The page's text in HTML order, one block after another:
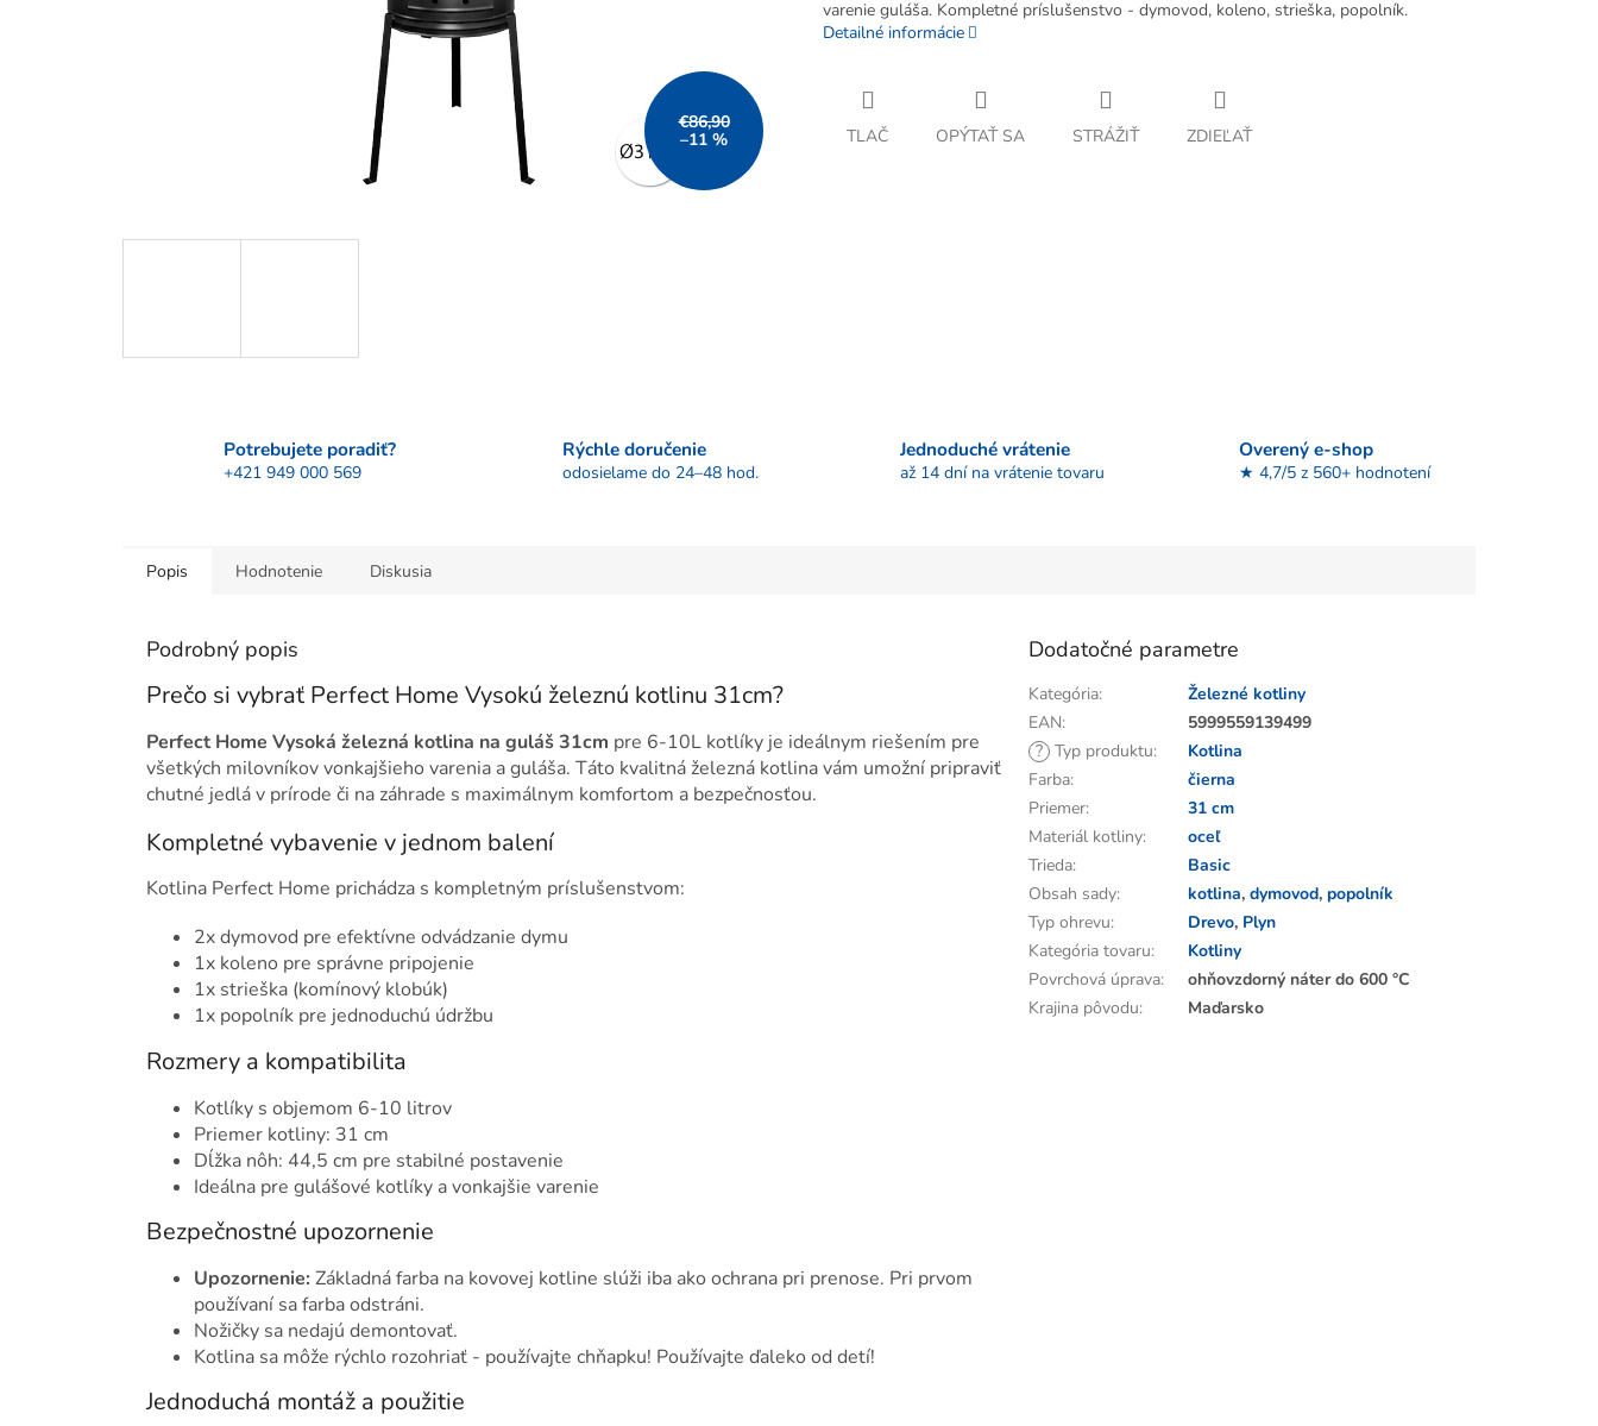
€86,90
–11 %
varenie guláša. Kompletné príslušenstvo - dymovod, koleno, strieška, popolník.
Detailné informácie
TLAČ OPÝTAŤ SA STRÁŽIŤ ZDIEĽAŤ
Potrebujete poradiť?
+421 949 000 569
Rýchle doručenie
odosielame do 24–48 hod.
Jednoduché vrátenie
až 14 dní na vrátenie tovaru
Overený e-shop
★ 4,7/5 z 560+ hodnotení
Popis Hodnotenie Diskusia
Podrobný popis
Prečo si vybrať Perfect Home Vysokú železnú kotlinu 31cm?
Perfect Home Vysoká železná kotlina na guláš 31cm pre 6-10L kotlíky je ideálnym riešením pre
všetkých milovníkov vonkajšieho varenia a guláša. Táto kvalitná železná kotlina vám umožní pripraviť
chutné jedlá v prírode či na záhrade s maximálnym komfortom a bezpečnosťou.
Kompletné vybavenie v jednom balení
Kotlina Perfect Home prichádza s kompletným príslušenstvom:
2x dymovod pre efektívne odvádzanie dymu
1x koleno pre správne pripojenie
1x strieška (komínový klobúk)
1x popolník pre jednoduchú údržbu
Rozmery a kompatibilita
Kotlíky s objemom 6-10 litrov
Priemer kotliny: 31 cm
Dĺžka nôh: 44,5 cm pre stabilné postavenie
Ideálna pre gulášové kotlíky a vonkajšie varenie
Bezpečnostné upozornenie
Upozornenie: Základná farba na kovovej kotline slúži iba ako ochrana pri prenose. Pri prvom
používaní sa farba odstráni.
Nožičky sa nedajú demontovať.
Kotlina sa môže rýchlo rozohriať - používajte chňapku! Používajte ďaleko od detí!
Jednoduchá montáž a použitie
Dodatočné parametre
Kategória:
Železné kotliny
EAN:
5999559139499
? Typ produktu:
Kotlina
Farba:
čierna
Priemer:
31 cm
Materiál kotliny:
oceľ
Trieda:
Basic
Obsah sady: kotlina,dymovod,popolník
Typ ohrevu: Drevo, Plyn
Kategória tovaru:
Kotliny
Povrchová úprava:
ohňovzdorný náter do 600 °C
Krajina pôvodu: Maďarsko